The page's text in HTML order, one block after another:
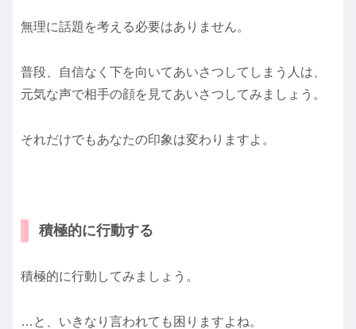
無理に話題を考える必要はありません。
普段、自信なく下を向いてあいさつしてしまう人は、
元気な声で相手の顔を見てあいさつしてみましょう。
それだけでもあなたの印象は変わりますよ。
積極的に行動する
積極的に行動してみましょう。
…と、いきなり言われても困りますよね。